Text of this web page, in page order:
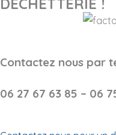
DECHETTERIE !
Contactez nous par
06 27 67 63 85 – 06